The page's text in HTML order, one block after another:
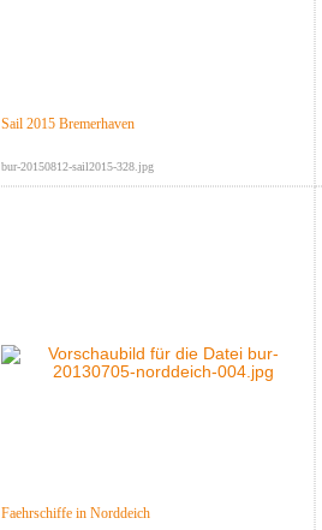
Sail 2015 Bremerhaven
bur-20150812-sail2015-328.jpg
Faehrschiffe in Norddeich